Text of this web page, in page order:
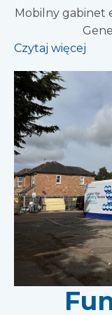
Mobilny gabinet
Czytaj więcej